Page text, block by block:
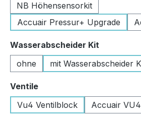
NB Höhensensorkit
Accuair Pressur+ Upgrade
Wasserabscheider Kit
ohne
mit Wasserabscheider
Ventileauswählen
Vu4 Ventilblock
Accuair VU4